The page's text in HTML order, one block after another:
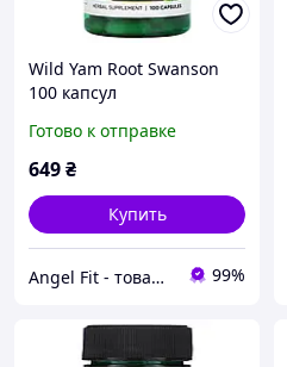
Wild Yam Root Swanson
100 капсул
Готово к отправке
649₴
Купить
Angel Fit - товари для здоров'я, спорту та активного життя 99%